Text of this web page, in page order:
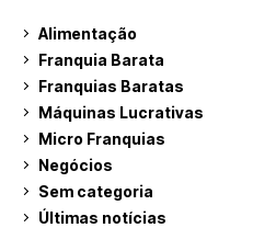
Alimentação
Franquia Barata
Franquias Baratas
Máquinas Lucrativas
Micro Franquias
Negócios
Sem categoria
Últimas notícias